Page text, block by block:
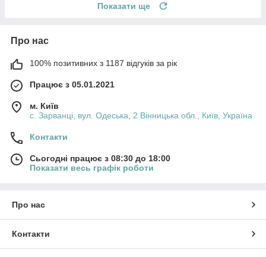
Показати ще
Про нас
100% позитивних з 1187 відгуків за рік
Працює з 05.01.2021
м. Київ
с. Зарванці, вул. Одеська, 2 Вінницька обл., Київ, Україна
Контакти
Сьогодні працює з 08:30 до 18:00
Показати весь графік роботи
Про нас
Контакти